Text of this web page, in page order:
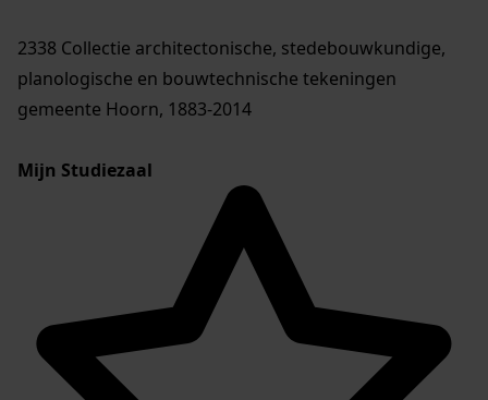
2338 Collectie architectonische, stedebouwkundige,
planologische en bouwtechnische tekeningen
gemeente Hoorn, 1883-2014
Mijn Studiezaal